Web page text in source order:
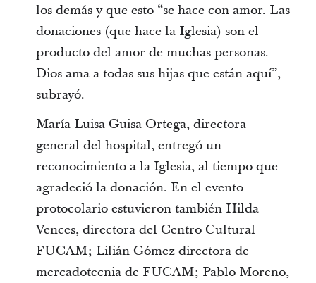
los demás y que esto “se hace con amor. Las
donaciones (que hace la Iglesia) son el
producto del amor de muchas personas.
Dios ama a todas sus hijas que están aquí”,
subrayó.
María Luisa Guisa Ortega, directora
general del hospital, entregó un
reconocimiento a la Iglesia, al tiempo que
agradeció la donación. En el evento
protocolario estuvieron también Hilda
Vences, directora del Centro Cultural
FUCAM; Lilián Gómez directora de
mercadotecnia de FUCAM; Pablo Moreno,